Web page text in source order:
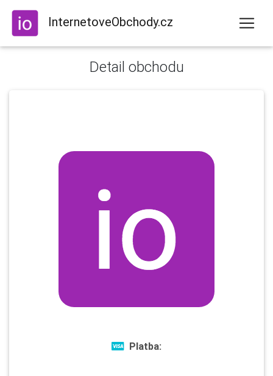
InternetoveObchody.cz
Detail obchodu
Platba: